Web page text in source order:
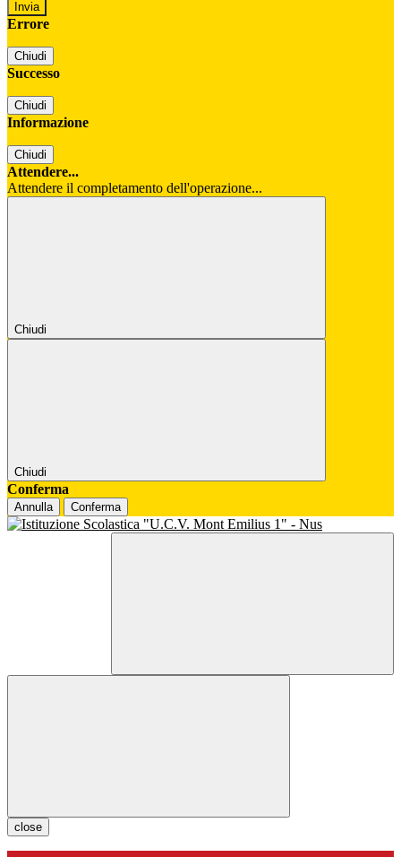
Errore
Chiudi
Successo
Chiudi
Informazione
Chiudi
Attendere...
Attendere il completamento dell'operazione...
Chiudi
Chiudi
Conferma
Annulla Conferma
close